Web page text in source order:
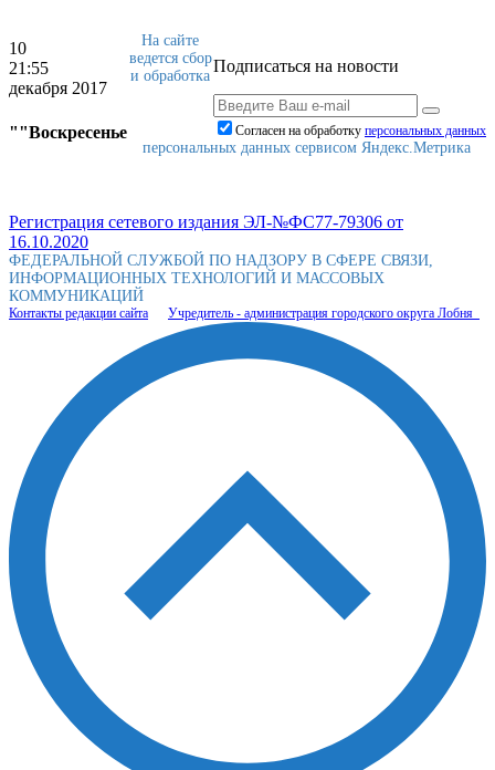
10
21:55
декабря 2017
""Воскресенье
Подписаться на новости
Согласен на обработку персональныx данных
На сайте
ведется сбор
и обработка
персональных данных сервисом Яндекс.Метрика
Регистрация сетевого издания ЭЛ-№ФС77-79306 от
16.10.2020
ФЕДЕРАЛЬНОЙ СЛУЖБОЙ ПО НАДЗОРУ В СФЕРЕ СВЯЗИ,
ИНФОРМАЦИОННЫХ ТЕХНОЛОГИЙ И МАССОВЫХ
КОММУНИКАЦИЙ
Контакты редакции сайта Учредитель - администрация городского округа Лобня